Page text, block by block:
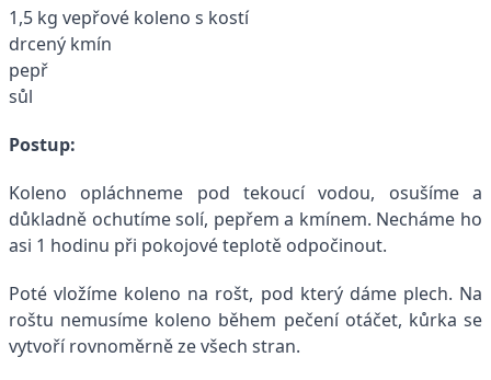
1,5 kg vepřové koleno s kostí
drcený kmín
pepř
sůl
Postup:
Koleno opláchneme pod tekoucí vodou, osušíme a
důkladně ochutíme solí, pepřem a kmínem. Necháme ho
asi 1 hodinu při pokojové teplotě odpočinout.
Poté vložíme koleno na rošt, pod který dáme plech. Na
roštu nemusíme koleno během pečení otáčet, kůrka se
vytvoří rovnoměrně ze všech stran.